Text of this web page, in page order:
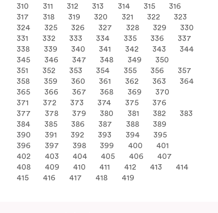
310
311 312 313 314 315
316
317
318 319 320 321 322
323
324
325 326 327 328 329
330
331
332 333 334 335 336
337
338
339 340 341 342 343
344
345
346 347 348 349
350
351
352 353 354 355 356
357
358
359 360 361 362 363
364
365
366 367 368 369
370
371
372 373 374 375
376
377
378 379 380 381 382
383
384
385 386 387 388
389
390
391 392 393 394
395
396
397 398 399 400
401
402
403 404 405 406
407
408
409 410 411 412 413
414
415
416 417 418 419